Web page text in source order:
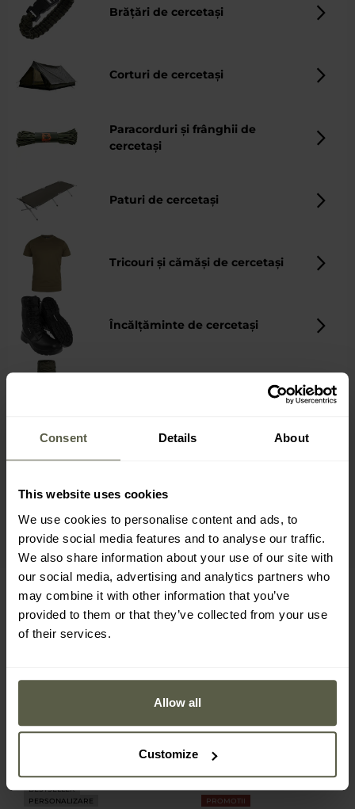
Consent Details About
This website uses cookies
We use cookies to personalise content and ads, to
provide social media features and to analyse our traffic.
We also share information about your use of our site with
our social media, advertising and analytics partners who
may combine it with other information that you’ve
provided to them or that they’ve collected from your use
of their services.
Allow all
Customize
Brățări de cercetași
Corturi de cercetași
Paracorduri și frânghii de
cercetași
Paturi de cercetași
Tricouri și cămăși de cercetași
Încălțăminte de cercetași
Pelerine de ploaie
VEZI OFERTELE NOASTRE
PROMOTII
BESTSELLER
PERSONALIZARE
PROMOTII